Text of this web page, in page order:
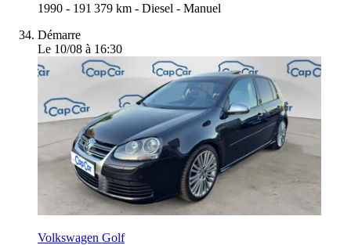
1990 - 191 379 km - Diesel - Manuel
Démarre
Le 10/08 à 16:30
Volkswagen Golf